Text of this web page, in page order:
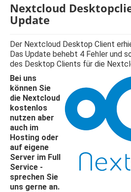
Nextcloud
Update
Der Nextcloud Desktop Client
Das Update behebt 4 Fehler und
des Desktop Clients für die
Bei uns
können Sie
die Nextcloud
kostenlos
nutzen aber
auch im
Hosting oder
auf eigene
Server im Full
Service -
sprechen Sie
uns gerne an.